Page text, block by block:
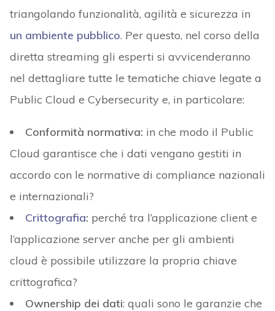
triangolando funzionalità, agilità e sicurezza in
un ambiente pubblico. Per questo, nel corso della
diretta streaming gli esperti si avvicenderanno
nel dettagliare tutte le tematiche chiave legate a
Public Cloud e Cybersecurity e, in particolare:
Conformità normativa: in che modo il Public
Cloud garantisce che i dati vengano gestiti in
accordo con le normative di compliance nazionali
e internazionali?
Crittografia: perché tra l’applicazione client e
l’applicazione server anche per gli ambienti
cloud è possibile utilizzare la propria chiave
crittografica?
Ownership dei dati: quali sono le garanzie che